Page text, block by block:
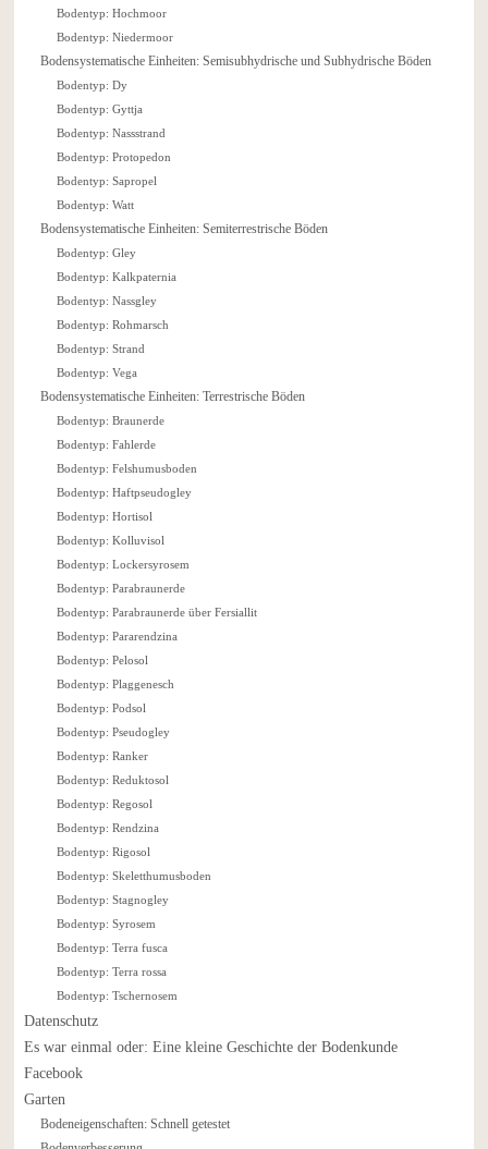
Bodentyp: Hochmoor
Bodentyp: Niedermoor
Bodensystematische Einheiten: Semisubhydrische und Subhydrische Böden
Bodentyp: Dy
Bodentyp: Gyttja
Bodentyp: Nassstrand
Bodentyp: Protopedon
Bodentyp: Sapropel
Bodentyp: Watt
Bodensystematische Einheiten: Semiterrestrische Böden
Bodentyp: Gley
Bodentyp: Kalkpaternia
Bodentyp: Nassgley
Bodentyp: Rohmarsch
Bodentyp: Strand
Bodentyp: Vega
Bodensystematische Einheiten: Terrestrische Böden
Bodentyp: Braunerde
Bodentyp: Fahlerde
Bodentyp: Felshumusboden
Bodentyp: Haftpseudogley
Bodentyp: Hortisol
Bodentyp: Kolluvisol
Bodentyp: Lockersyrosem
Bodentyp: Parabraunerde
Bodentyp: Parabraunerde über Fersiallit
Bodentyp: Pararendzina
Bodentyp: Pelosol
Bodentyp: Plaggenesch
Bodentyp: Podsol
Bodentyp: Pseudogley
Bodentyp: Ranker
Bodentyp: Reduktosol
Bodentyp: Regosol
Bodentyp: Rendzina
Bodentyp: Rigosol
Bodentyp: Skeletthumusboden
Bodentyp: Stagnogley
Bodentyp: Syrosem
Bodentyp: Terra fusca
Bodentyp: Terra rossa
Bodentyp: Tschernosem
Datenschutz
Es war einmal oder: Eine kleine Geschichte der Bodenkunde
Facebook
Garten
Bodeneigenschaften: Schnell getestet